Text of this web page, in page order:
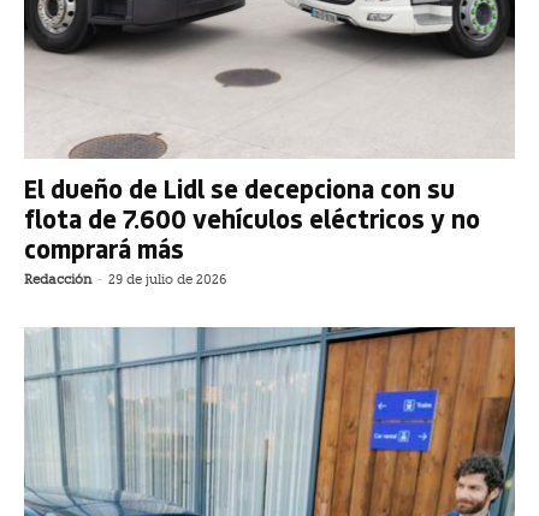
El dueño de Lidl se decepciona con su
flota de 7.600 vehículos eléctricos y no
comprará más
Redacción - 29 de julio de 2026